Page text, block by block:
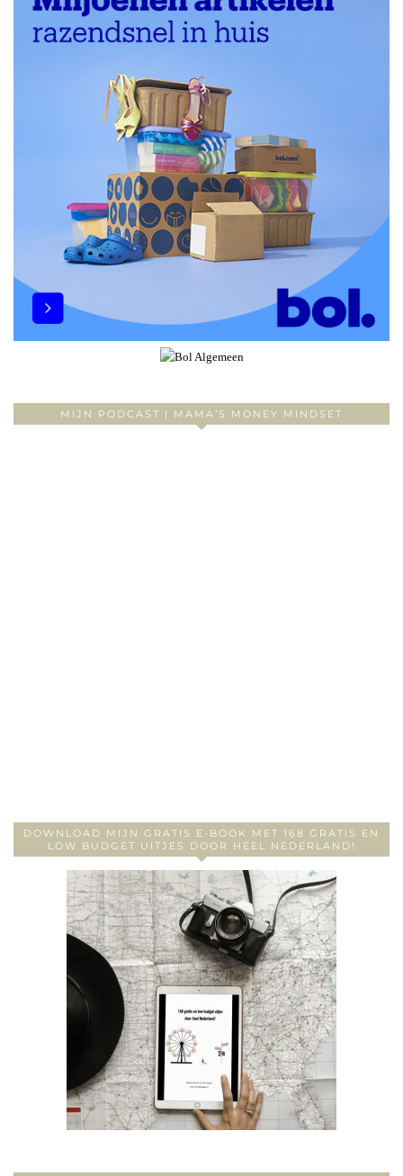
MIJN PODCAST | MAMA’S MONEY MINDSET
DOWNLOAD MIJN GRATIS E-BOOK MET 168 GRATIS EN
LOW BUDGET UITJES DOOR HEEL NEDERLAND!